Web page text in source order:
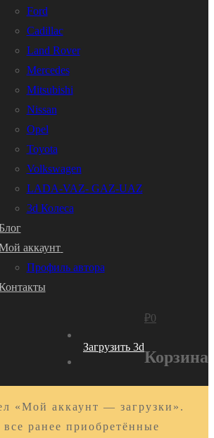
Ford
Cadillac
Land Rover
Mercedes
Mitsubishi
Nissan
Opel
Toyota
Volkswagen
LADA-VAZ- GAZ-UAZ
3d Колеса
аккаунт
Профиль автора
Загрузить 3d
₽0
Корзина
«Мой аккаунт — загрузки».
ранее приобретённые